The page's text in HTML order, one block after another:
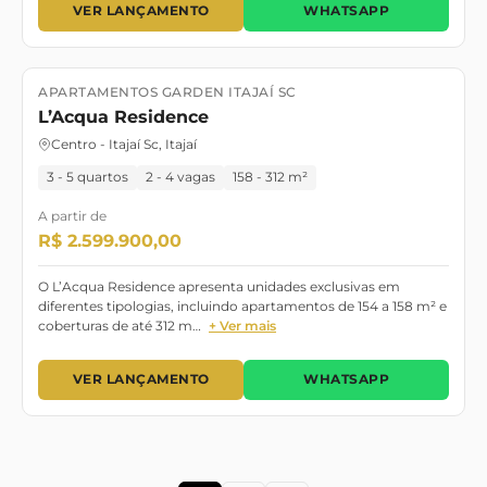
VER LANÇAMENTO WHATSAPP
Lançamento Pronto
APARTAMENTOS GARDEN ITAJAÍ SC
L’Acqua Residence
Centro - Itajaí Sc, Itajaí
3 - 5 quartos 2 - 4 vagas 158 - 312 m²
A partir de
R$ 2.599.900,00
O L’Acqua Residence apresenta unidades exclusivas em
diferentes tipologias, incluindo apartamentos de 154 a 158 m² e
coberturas de até 312 m… + Ver mais
VER LANÇAMENTO WHATSAPP